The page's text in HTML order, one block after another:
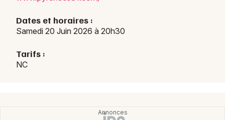
Artistes en tournée
Actus en Haute-Garonne
Dates et horaires :
Samedi 20 Juin 2026 à 20h30
Tarifs :
NC